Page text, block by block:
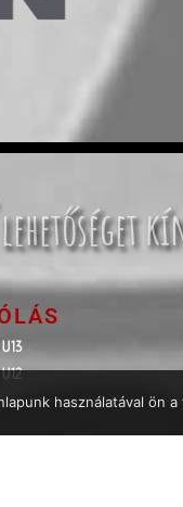
lehetőséget
használatával ön